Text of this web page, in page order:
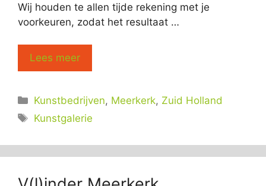
Wij houden te allen tijde rekening met je
voorkeuren, zodat het resultaat …
Lees meer
Categorieën
Kunstbedrijven, Meerkerk, Zuid Holland
Tags
Kunstgalerie